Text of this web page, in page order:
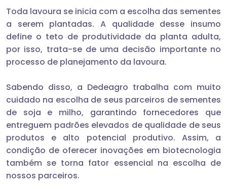
Toda lavoura se inicia com a escolha das sementes
a serem plantadas. A qualidade desse insumo
define o teto de produtividade da planta adulta,
por isso, trata-se de uma decisão importante no
processo de planejamento da lavoura.
Sabendo disso, a Dedeagro trabalha com muito
cuidado na escolha de seus parceiros de sementes
de soja e milho, garantindo fornecedores que
entreguem padrões elevados de qualidade de seus
produtos e alto potencial produtivo. Assim, a
condição de oferecer inovações em biotecnologia
também se torna fator essencial na escolha de
nossos parceiros.